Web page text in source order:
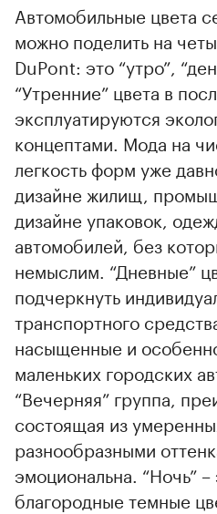
Автомобильные цвета
можно поделить на
DuPont: это “утро”,
“Утренние” цвета в
эксплуатируются
концептами. Мода на
легкость форм уже
дизайне жилищ,
дизайне упаковок,
автомобилей, без
немыслим. “Дневные”
подчеркнуть
транспортного
насыщенные и
маленьких городских
“Вечерняя” группа,
состоящая из
разнообразными
эмоциональна. “Ночь” –
благородные темные